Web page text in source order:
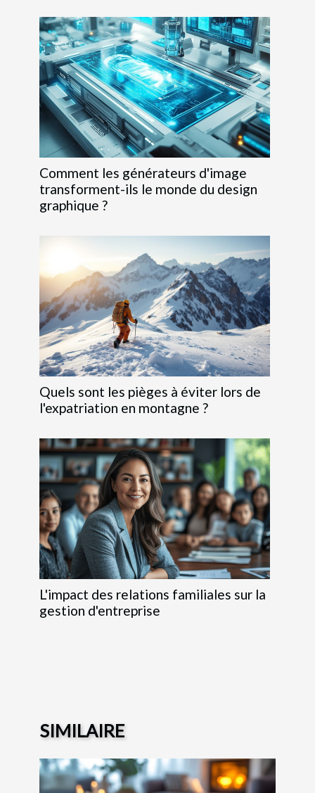
Comment les générateurs d'image
transforment-ils le monde du design
graphique ?
Quels sont les pièges à éviter lors de
l'expatriation en montagne ?
L'impact des relations familiales sur la
gestion d'entreprise
SIMILAIRE